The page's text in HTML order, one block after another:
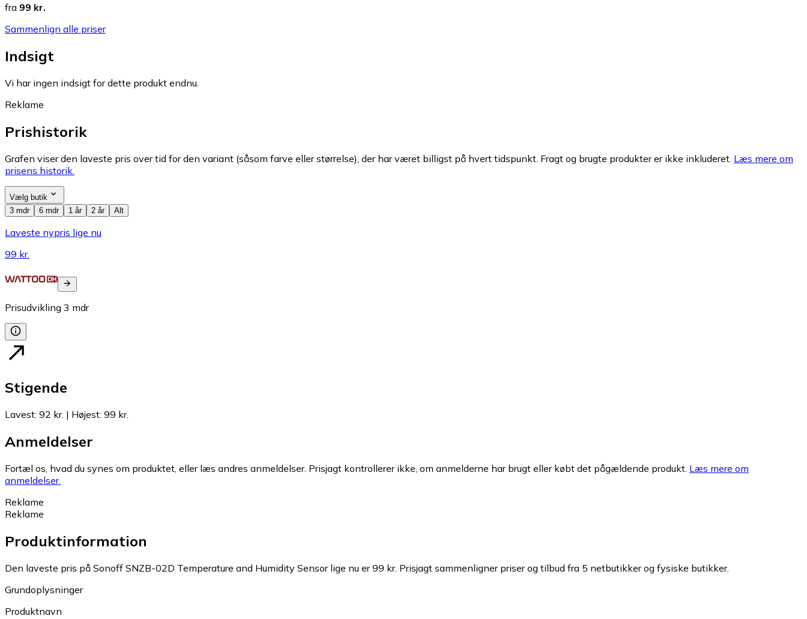
fra 99 kr.
Sammenlign alle priser
Indsigt
Vi har ingen indsigt for dette produkt endnu.
Reklame
Prishistorik
Grafen viser den laveste pris over tid for den variant (såsom farve eller størrelse), der har været billigst på hvert tidspunkt. Fragt og brugte produkter er ikke inkluderet. Læs mere om
prisens historik.
Vælg butik
3 mdr
6 mdr 1 år 2 år Alt
Laveste nypris lige nu
99 kr.
Prisudvikling 3 mdr
Stigende
Lavest: 92 kr. | Højest: 99 kr.
Anmeldelser
Fortæl os, hvad du synes om produktet, eller læs andres anmeldelser. Prisjagt kontrollerer ikke, om anmelderne har brugt eller købt det pågældende produkt. Læs mere om
anmeldelser.
Reklame
Reklame
Produktinformation
Den laveste pris på Sonoff SNZB-02D Temperature and Humidity Sensor lige nu er 99 kr. Prisjagt sammenligner priser og tilbud fra 5 netbutikker og fysiske butikker.
Grundoplysninger
Produktnavn